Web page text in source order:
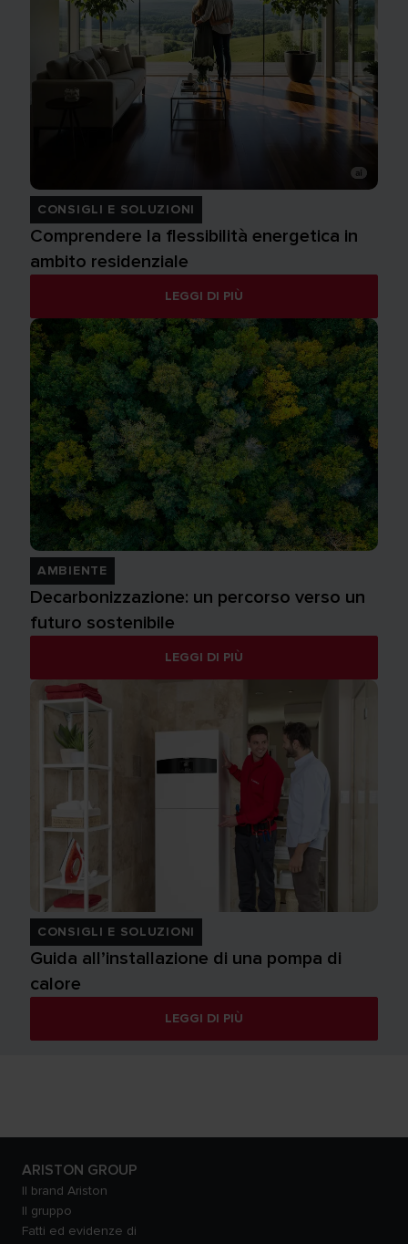
CONSIGLI E SOLUZIONI
Comprendere la flessibilità energetica in
ambito residenziale
LEGGI DI PIÙ
AMBIENTE
Decarbonizzazione: un percorso verso un
futuro sostenibile
LEGGI DI PIÙ
CONSIGLI E SOLUZIONI
Guida all’installazione di una pompa di
calore
LEGGI DI PIÙ
ARISTON GROUP
Il brand Ariston
Il gruppo
Fatti ed evidenze di